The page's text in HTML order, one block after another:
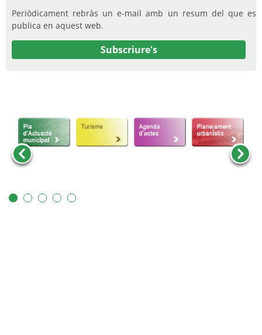
Periòdicament rebràs un e-mail amb un resum del que es
publica en aquest web.
Subscriure's